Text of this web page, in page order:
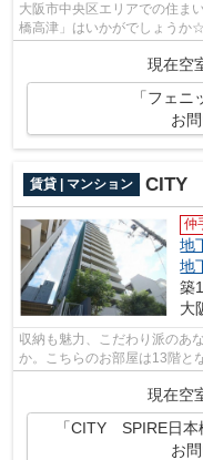
大阪市中央区エリアでの住ま
橋高津」はいかがでしょうか
現在空
「フェ
お
賃貸 | マンション CITY
仲
地
地
築
大
収納も魅力、こだわり派のあ
か。こちらのお部屋は13階と
システムキッチンは、収納に
現在空
「CITY SPIRE日
お